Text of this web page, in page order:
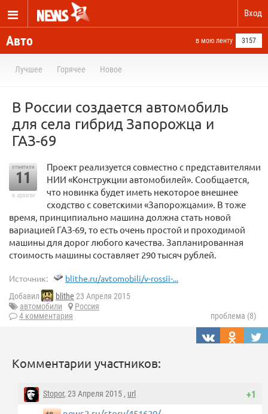
Вход
Авто в мою ленту 3157
Лучшее Горячее Новое
В России создается автомобиль
для села гибрид Запорожца и
ГАЗ-69
отметили
11
в архиве
Проект реализуется совместно с представителями
НИИ «Конструкции автомобилей». Сообщается,
что новинка будет иметь некоторое внешнее
сходство с советскими «Запорожцами». В тоже
время, принципиально машина должна стать новой
вариацией ГАЗ-69, то есть очень простой и проходимой
машины для дорог любого качества. Запланированная
стоимость машины составляет 290 тысяч рублей.
Источник: blithe.ru/avtomobili/v-rossii-...
Добавил blithe 23 Апреля 2015
автомобили
Россия
4 комментария
проблема (8)
Комментарии участников:
+1
Stopor, 23 Апреля 2015 , url